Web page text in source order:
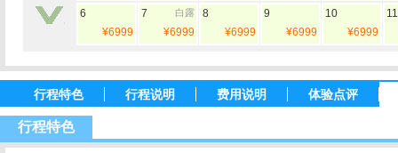
6
¥6999
7 白露
¥6999
8
¥6999
9
¥6999
10
¥6999
11
行程特色 行程说明 费用说明 体验点评
行程特色